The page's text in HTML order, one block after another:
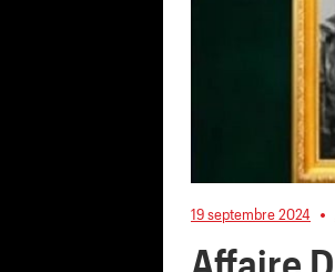
19 septembre 2024